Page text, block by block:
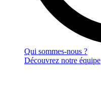
Qui sommes-nous ?
Découvrez notre équipe